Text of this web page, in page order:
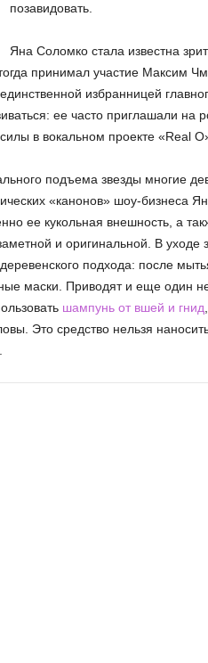
позавидовать.
Яна Соломко стала известна
принимал участие Максим
избранницей
ее часто приглашали на
в вокальном проекте «Real
подъема звезды многие
«канонов» шоу-бизнеса
ее кукольная внешность, а
и оригинальной. В уходе
подхода: после
маски. Приводят и еще один
шампунь от вшей и гнид
Это средство нельзя